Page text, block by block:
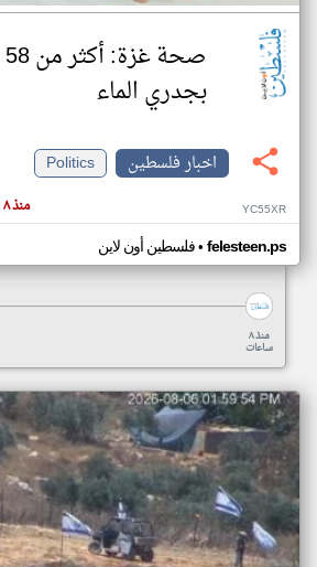
بجدري الماء
اخبار فلسطين
Politics
منذ ٨ ساعات YC55XR
فلسطين أون لاين• felesteen.ps
منذ ٨
ساعات